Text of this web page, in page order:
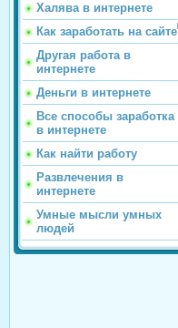
Халява в интернете
Как заработать на сайте
Другая работа в
интернете
Деньги в интернете
Все способы заработка
в интернете
Как найти работу
Развлечения в
интернете
Умные мысли умных
людей